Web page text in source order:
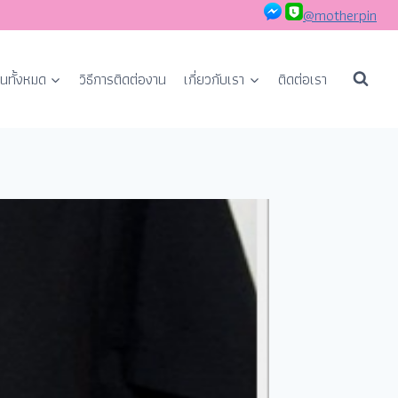
@motherpin
ทั้งหมด วิธีการติดต่องาน เกี่ยวกับเรา ติดต่อเรา